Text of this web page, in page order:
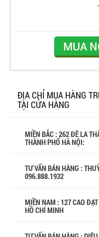
MUA
ĐỊA CHỈ MUA HÀNG
TẠI CỬA HÀNG
MIỀN BẮC : 262 ĐÊ LA
THÀNH PHỐ HÀ NỘI:
TƯ VẤN BÁN HÀNG :
096.888.1932
MIỀN NAM : 127 CAO
HỒ CHÍ MINH